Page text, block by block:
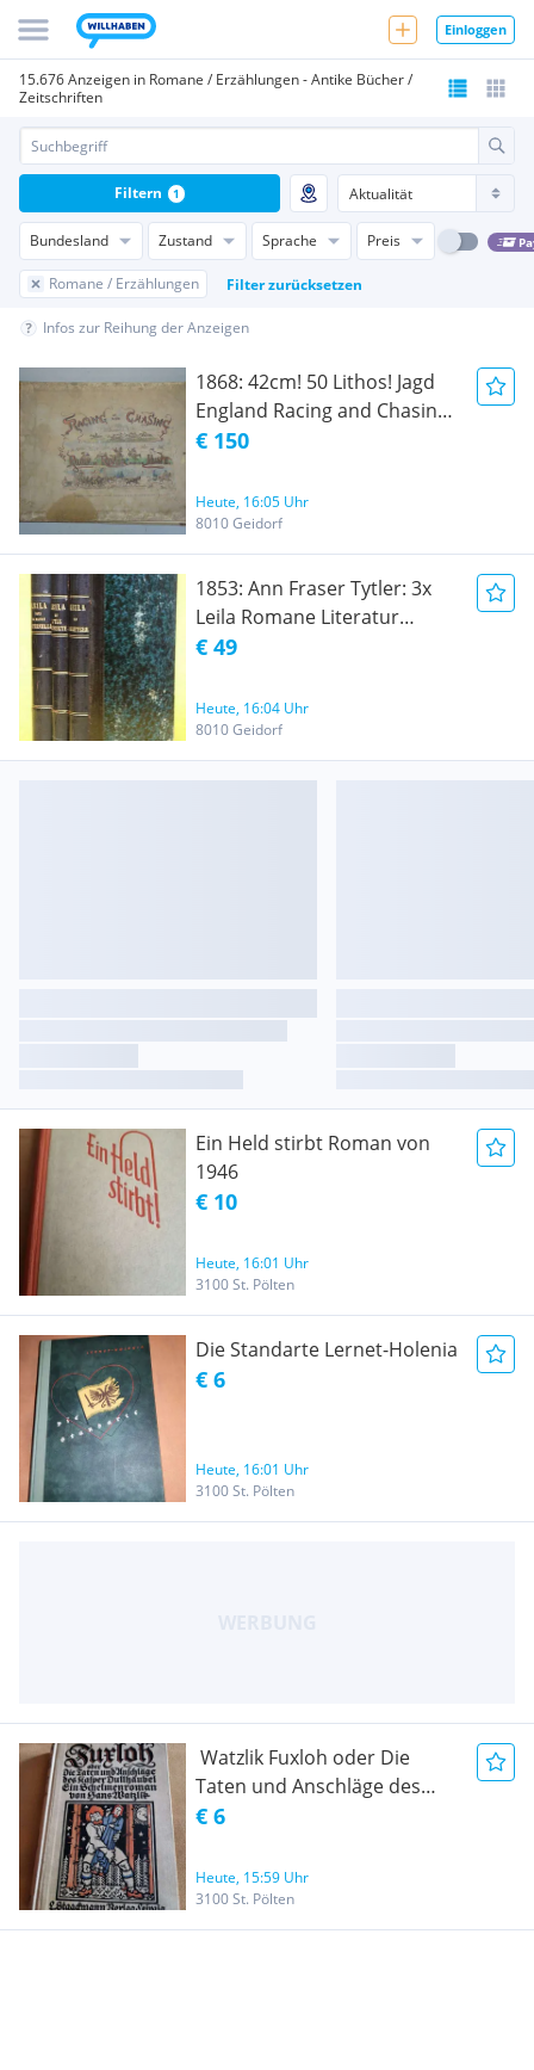
Einloggen
15.676 Anzeigen in Romane / Erzählungen - Antike Bücher /
Zeitschriften
Bundesland Zustand Sprache Preis
Romane / Erzählungen Filter zurücksetzen
Filtern 1
Infos zur Reihung der Anzeigen
1868: 42cm! 50 Lithos! Jagd
England Racing and Chasing
the Road the River and the
Abbildungen
€ 150
Heute, 16:05 Uhr
8010 Geidorf
1853: Ann Fraser Tytler: 3x
Leila Romane Literatur
Halbledereinband
€ 49
Heute, 16:04 Uhr
8010 Geidorf
Ein Held stirbt Roman von
1946
€ 10
Heute, 16:01 Uhr
3100 St. Pölten
Die Standarte Lernet-Holenia
€ 6
Heute, 16:01 Uhr
3100 St. Pölten
Watzlik Fuxloh oder Die
Taten und Anschläge des
Kasper Dullhäubel, Ein
€ 6
Heute, 15:59 Uhr
3100 St. Pölten